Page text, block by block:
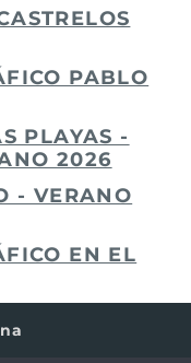
PABLO
PLAYAS -
2026
- VERANO
EN EL